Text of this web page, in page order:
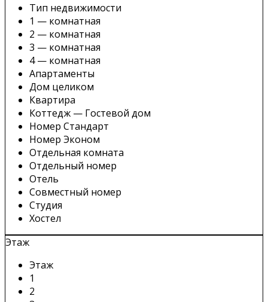
Тип недвижимости
1 — комнатная
2 — комнатная
3 — комнатная
4 — комнатная
Апартаменты
Дом целиком
Квартира
Коттедж — Гостевой дом
Номер Стандарт
Номер Эконом
Отдельная комната
Отдельный номер
Отель
Совместный номер
Студия
Хостел
Этаж
Этаж
1
2